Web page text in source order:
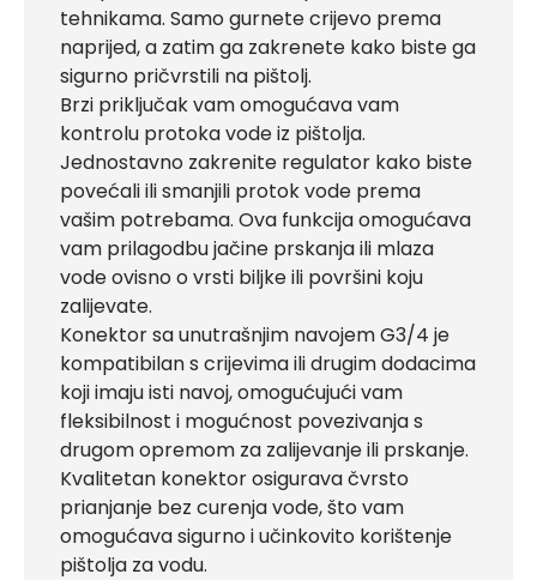
tehnikama. Samo gurnete crijevo prema
naprijed, a zatim ga zakrenete kako biste ga
sigurno pričvrstili na pištolj.
Brzi priključak vam omogućava vam
kontrolu protoka vode iz pištolja.
Jednostavno zakrenite regulator kako biste
povećali ili smanjili protok vode prema
vašim potrebama. Ova funkcija omogućava
vam prilagodbu jačine prskanja ili mlaza
vode ovisno o vrsti biljke ili površini koju
zalijevate.
Konektor sa unutrašnjim navojem G3/4 je
kompatibilan s crijevima ili drugim dodacima
koji imaju isti navoj, omogućujući vam
fleksibilnost i mogućnost povezivanja s
drugom opremom za zalijevanje ili prskanje.
Kvalitetan konektor osigurava čvrsto
prianjanje bez curenja vode, što vam
omogućava sigurno i učinkovito korištenje
pištolja za vodu.